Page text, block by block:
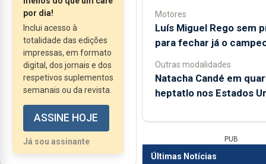
José Luís Neto
salienta que esta...
por dia!
Inclui acesso à
totalidade das edições
impressas, em formato
digital, dos jornais e dos
respetivos suplementos
semanais ou da revista.
ASSINE HOJE
Já sou assinante
Motores
Luís Miguel Rego sem
para fechar já o
Outras modalidades
Natacha Candé em
heptatlo nos Estados
PUB
Últimas Notícias